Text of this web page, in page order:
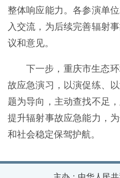
整体响应能力。各参演单
入交流，为后续完善辐射
议和意见。
下一步，重庆市生态
故应急演习，以演促练、
题为导向，主动查找不足
提升辐射事故应急能力，
和社会稳定保驾护航。